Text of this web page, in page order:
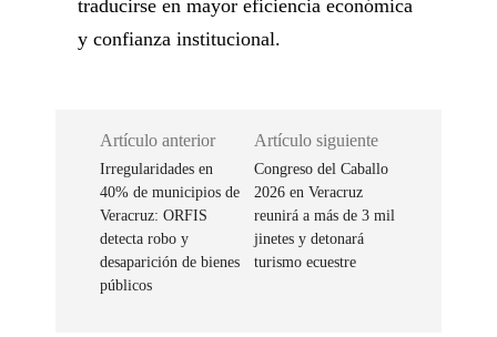
traducirse en mayor eficiencia económica
y confianza institucional.
Artículo anterior
Irregularidades en
40% de municipios de
Veracruz: ORFIS
detecta robo y
desaparición de bienes
públicos
Artículo siguiente
Congreso del Caballo
2026 en Veracruz
reunirá a más de 3 mil
jinetes y detonará
turismo ecuestre